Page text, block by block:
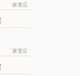
1
家電店
家電店